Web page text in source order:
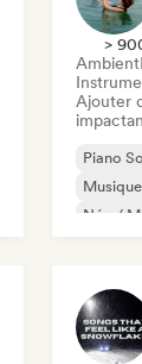
>
Ambient
Ajouter
Piano
Néo /